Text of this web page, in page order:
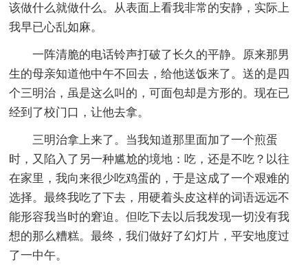
该做什么就做什么。从表面上看我非常的安静，实际上
我早已心乱如麻。
一阵清脆的电话铃声打破了长久的平静。原来那男
生的母亲知道他中午不回去，给他送饭来了。送的是四
个三明治，虽是这么叫的，可面包却是方形的。现在已
经到了校门口，让他去拿。
三明治拿上来了。当我知道那里面加了一个煎蛋
时，又陷入了另一种尴尬的境地：吃，还是不吃？以往
在家里，我向来很少吃鸡蛋的，于是这成了一个艰难的
选择。最终我吃了下去，用硬着头皮这样的词语远远不
能形容我当时的窘迫。但吃下去以后我发现一切没有我
想的那么糟糕。最终，我们做好了幻灯片，平安地度过
了一中午。